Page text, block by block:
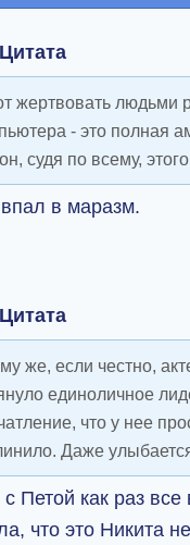
Цитата
жертвовать людьми
- это полная
судя по всему,
в маразм.
Цитата
же, если честно,
единоличное
что у нее
Даже
с Петой как раз
что это Никита